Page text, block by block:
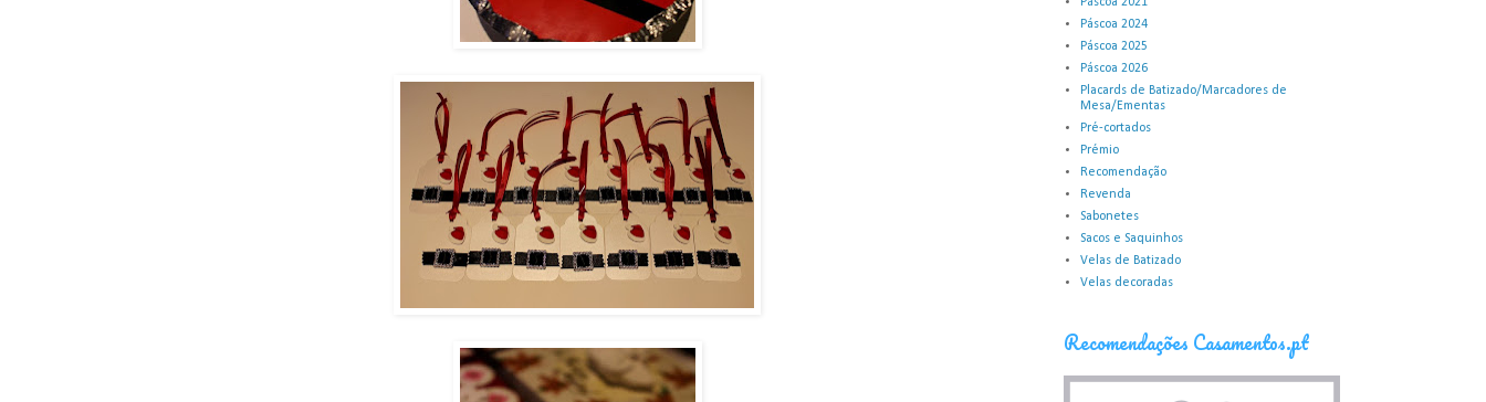
Páscoa 2024
Páscoa 2025
Páscoa 2026
Placards de Batizado/Marcadores de
Mesa/Ementas
Pré-cortados
Prémio
Recomendação
Revenda
Sabonetes
Sacos e Saquinhos
Velas de Batizado
Velas decoradas
Recomendações Casamentos.pt